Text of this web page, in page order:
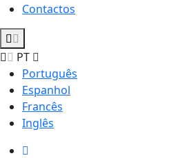
Contactos
PT
Português
Espanhol
Francês
Inglês